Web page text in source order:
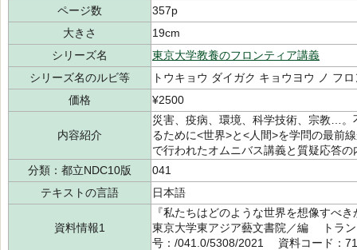
ページ数
357p
大きさ
19cm
シリーズ名
東京大学教養のフロンティア講義
シリーズ名のルビ等
トウキョウ ダイガク キョウヨウ ノ フ
価格
¥2500
内容紹介
災害、疫病、環境、科学技術、宗教…
るために<世界>と<人間>を学問の最前
で行われたオムニバス講義と質疑応答の
分類：都立NDC10版
041
テキストの言語
日本語
資料情報1
『私たちはどのような世界を想像すべ
東京大学東アジア藝文書院／編 トラ
号：/041.0/5308/2021 資料コード：